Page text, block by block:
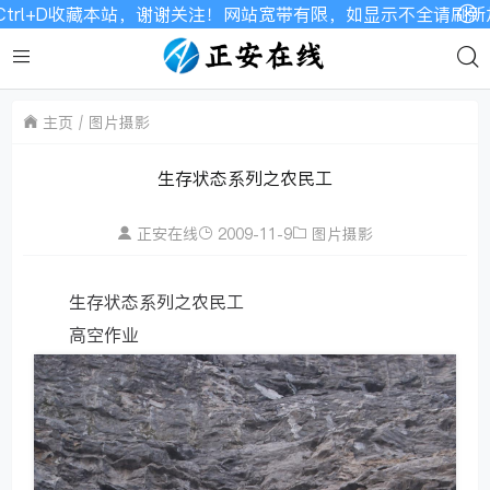
站，谢谢关注！网站宽带有限，如显示不全请刷新加载！
主页 图片摄影
生存状态系列之农民工
正安在线 2009-11-9 图片摄影
生存状态系列之农民工
高空作业